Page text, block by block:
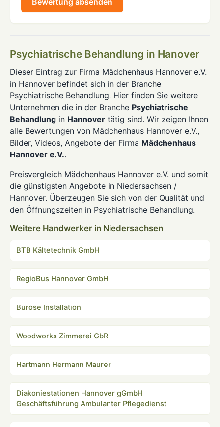
Psychiatrische Behandlung in Hanover
Dieser Eintrag zur Firma Mädchenhaus Hannover e.V.
in Hannover befindet sich in der Branche
Psychiatrische Behandlung. Hier finden Sie weitere
Unternehmen die in der Branche Psychiatrische
Behandlung in Hannover tätig sind. Wir zeigen Ihnen
alle Bewertungen von Mädchenhaus Hannover e.V.,
Bilder, Videos, Angebote der Firma Mädchenhaus
Hannover e.V..
Preisvergleich Mädchenhaus Hannover e.V. und somit
die günstigsten Angebote in Niedersachsen /
Hannover. Überzeugen Sie sich von der Qualität und
den Öffnungszeiten in Psychiatrische Behandlung.
Weitere Handwerker in Niedersachsen
BTB Kältetechnik GmbH
RegioBus Hannover GmbH
Burose Installation
Woodworks Zimmerei GbR
Hartmann Hermann Maurer
Diakoniestationen Hannover gGmbH
Geschäftsführung Ambulanter Pflegedienst